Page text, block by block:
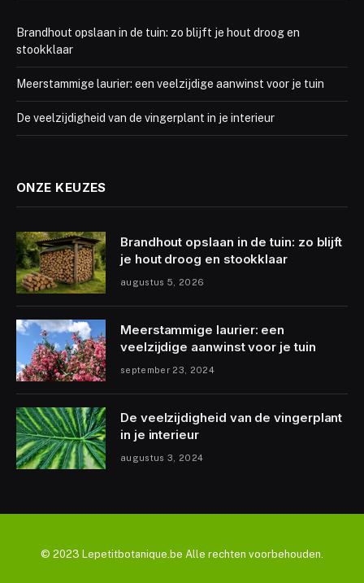
Brandhout opslaan in de tuin: zo blijft je hout droog en
stookklaar
Meerstammige laurier: een veelzijdige aanwinst voor je tuin
De veelzijdigheid van de vingerplant in je interieur
ONZE KEUZES
Brandhout opslaan in de tuin: zo blijft
je hout droog en stookklaar
augustus 5, 2026
Meerstammige laurier: een
veelzijdige aanwinst voor je tuin
september 23, 2024
De veelzijdigheid van de vingerplant
in je interieur
augustus 3, 2024
© 2023 Lepetitbotanique.be Alle rechten voorbehouden.